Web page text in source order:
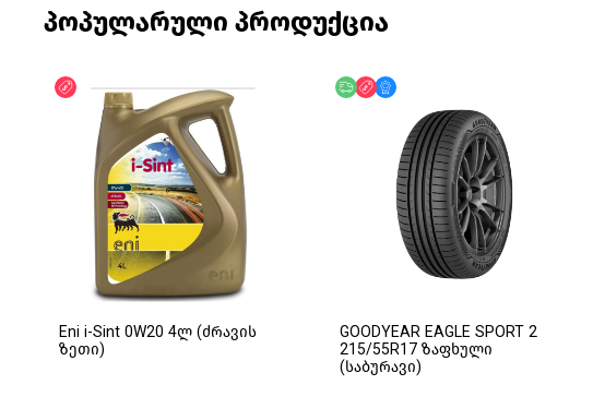
პოპულარული პროდუქცია
ფასდაკლება
Eni i-Sint 0W20 4ლ (ძრავის
ზეთი)
უფასო მიწოდება
ფასდაკლება
GOODYEAR EAGLE SPORT 2
215/55R17 ზაფხული
(საბურავი)